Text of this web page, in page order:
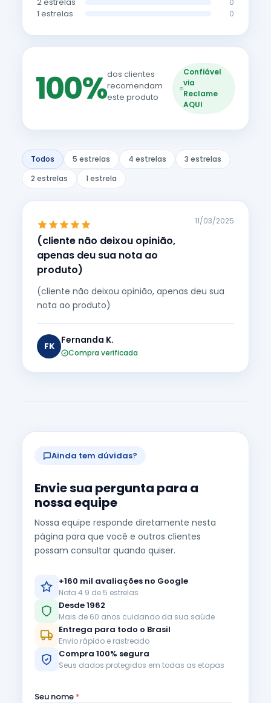
1 estrelas 0
100%dos clientes
recomendam
este produto
Confiável
via
Reclame
AQUI
Todos 5 estrelas 4 estrelas
3 estrelas
2 estrelas
1 estrela
(cliente não deixou opinião,
apenas deu sua nota ao
produto)
11/03/2025
(cliente não deixou opinião, apenas deu sua
nota ao produto)
FK
Fernanda K.
Compra verificada
Ainda tem dúvidas?
Envie sua pergunta para a
nossa equipe
Nossa equipe responde diretamente nesta
página para que você e outros clientes
possam consultar quando quiser.
+160 mil avaliações no Google
Nota 4.9 de 5 estrelas
Desde 1962
Mais de 60 anos cuidando da sua saúde
Entrega para todo o Brasil
Envio rápido e rastreado
Compra 100% segura
Seus dados protegidos em todas as etapas
Seu nome *